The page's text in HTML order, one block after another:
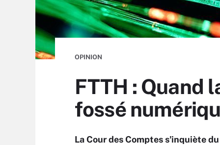
OPINION
FTTH : Quand
fossé
La Cour des Comptes s'inquiète